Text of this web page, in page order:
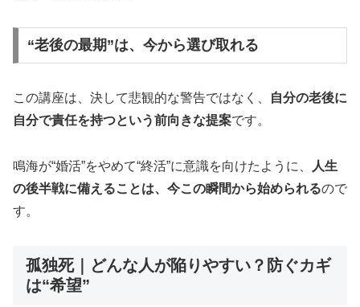
“老後の最期”は、今から選び取れる
この講座は、決して悲観的な警告ではなく、
自分の老後に
自分で責任を持つという前向きな提案です。
鳴海が“婚活”をやめて“終活”に意識を向けたように、
人生
の後半戦に備えることは、今この瞬間から始められるので
す。
孤独死｜どんな人が陥りやすい？防ぐカギ
は“希望”